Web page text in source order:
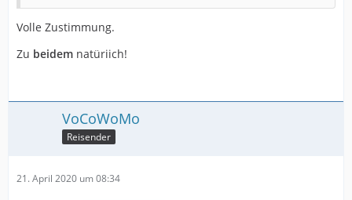
Volle Zustimmung.
Zu beidem natüriich!
VoCoWoMo
Reisender
21. April 2020 um 08:34